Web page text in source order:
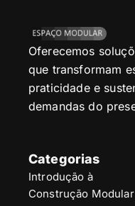
Oferecemos
que transformam
praticidade e
demandas do
Categorias
Introdução à
Construção Modular